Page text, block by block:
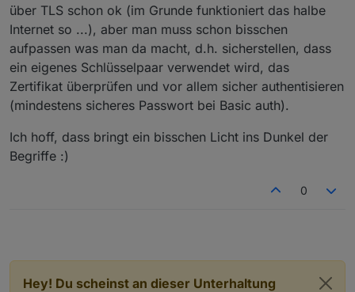
über TLS schon ok (im Grunde funktioniert das halbe
Internet so ...), aber man muss schon bisschen
aufpassen was man da macht, d.h. sicherstellen, dass
ein eigenes Schlüsselpaar verwendet wird, das
Zertifikat überprüfen und vor allem sicher authentisieren
(mindestens sicheres Passwort bei Basic auth).
Ich hoff, dass bringt ein bisschen Licht ins Dunkel der
Begriffe :)
0
Hey! Du scheinst an dieser Unterhaltung